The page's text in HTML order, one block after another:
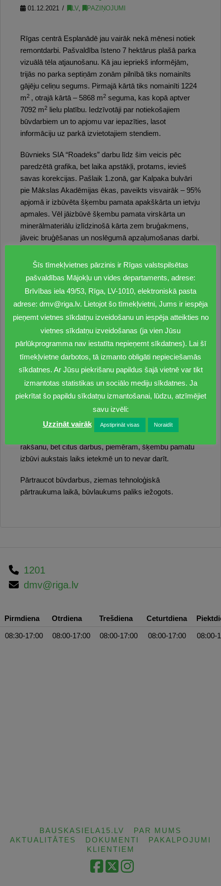
01.12.2021 LV, PAZIŅOJUMI
Rīgas centrā Esplanādē jau vairāk nekā mēnesi notiek
remontdarbi. Pašvaldība īsteno 7 hektārus plašā parka
vizuālā tēla atjaunošanu. Kā jau iepriekš informējām,
trijās no parka septiņām zonām pilnībā tiks nomainīts
gājēju celiņu segums. Pirmajā kārtā tiks nomainīti 1224
m2 , otrajā kārtā – 5868 m2 seguma, kas kopā aptver
7092 m2
lielu platību. Iedzīvotāji par notiekošajiem
būvdarbiem un to apjomu var iepazīties, lasot
informāciju uz parkā izvietotajiem stendiem.
Būvnieks SIA “Roadeks” darbu līdz šim veicis pēc
paredzētā grafika, bet laika apstākļi, protams, ievieš
savas korekcijas. Pašlaik 1.zonā, gar Kalpaka bulvāri
pie Mākslas Akadēmijas ēkas, paveikts visvairāk – 95%
apjomā ir izbūvēta šķembu pamata apakškārta un ietvju
apmales. Vēl jāizbūvē šķembu pamata virskārta un
minerālmateriālu izlīdzinošā kārta zem bruģakmens,
jāveic bruģēšanas un noslēgumā apzaļumošanas darbi.
pārliecināts, ja laikapstākļi būs labvēlīgi un iestāsies
atkusnis, vairākas dienas pēc kārtas nesnigs un gaisa
šajā zonā turpinās. Bet, ja tuvāko divu nedēļu laikā
sniegs neizkusīs un gaisa temperatūra
nepaaugstināsies, būvdarbi notiks nākamā gada
pavasarī.
Gājēju celiņa seguma maiņa parkā, sākot no Kalpaka
un Brīvības bulvāru stūra gar strūklakām līdz Raiņa
un šķembu pamatu izbūve. Septītajā zonā darbi nav
uzsākti, jo pagaidām tur pārvietojas gājēji.
rakšanu, bet citus darbus, piemēram, šķembu pamatu
izbūvi aukstais laiks ietekmē un to nevar darīt.
Pārtraucot būvdarbus, ziemas tehnoloģiskā
pārtraukuma laikā, būvlaukums paliks iežogots.
1201
dmv@riga.lv
Pirmdiena Otrdiena Trešdiena Ceturtdiena
08:30-17:00 08:00-17:00 08:00-17:00 08:00-17:00 08:00-
BAUSKASIELA15.LV
PAR MUMS
AKTUALITĀTES
DOKUMENTI
PAKALPOJUMI
KLIENTIEM
Facebook
X Instagram
Šīs tīmekļvietnes pārzinis ir Rīgas valstspilsētas
pašvaldības Mājokļu un vides departaments, adrese:
Brīvības iela 49/53, Rīga, LV-1010, elektroniskā pasta
adrese: dmv@riga.lv. Lietojot šo tīmekļvietni, Jums ir iespēja
pieņemt vietnes sīkdatņu izveidošanu un iespēja atteikties no
vietnes sīkdatņu izveidošanas (ja vien Jūsu
pārlūkprogramma nav iestatīta nepieņemt sīkdatnes). Lai šī
tīmekļvietne darbotos, tā izmanto obligāti nepieciešamās
sīkdatnes. Ar Jūsu piekrišanu papildus šajā vietnē var tikt
izmantotas statistikas un sociālo mediju sīkdatnes. Ja
piekrītat šo papildu sīkdatņu izmantošanai, lūdzu, atzīmējiet
savu izvēli:
Uzzināt vairāk
Apstiprināt visas Noraidīt